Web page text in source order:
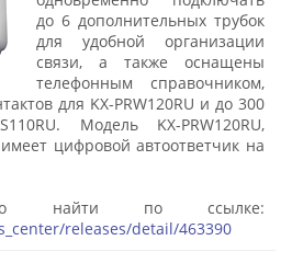
до 6 дополнительных трубок
для удобной организации
связи, а также оснащены
телефонным справочником,
для KX-PRW120RU и до 300
Модель KX-PRW120RU,
цифровой автоответчик на
найти по ссылке:
releases/detail/463390